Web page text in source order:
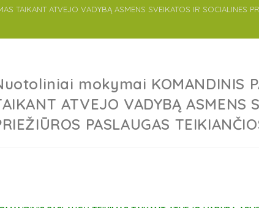
ATVEJO VADYBĄ ASMENS SVEIKATOS IR SOCIALINES
mokymai KOMANDINIS
ATVEJO VADYBĄ ASMENS
PASLAUGAS